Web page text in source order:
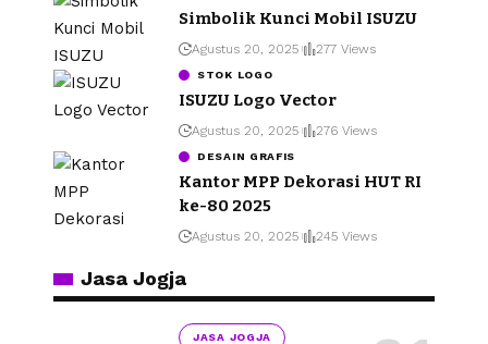
Simbolik Kunci Mobil ISUZU
Agustus 20, 2025 277 Views
STOK LOGO
ISUZU Logo Vector
Agustus 20, 2025 276 Views
DESAIN GRAFIS
Kantor MPP Dekorasi HUT RI
ke-80 2025
Agustus 20, 2025 245 Views
Jasa Jogja
JASA JOGJA